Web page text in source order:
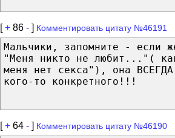
[+ 86 - ] Комментировать цитату №46191
Мальчики, запомните - если
"Меня никто не любит..."(
меня нет секса"), она
кого-то конкретного!!!
[+ 64 - ] Комментировать цитату №46190